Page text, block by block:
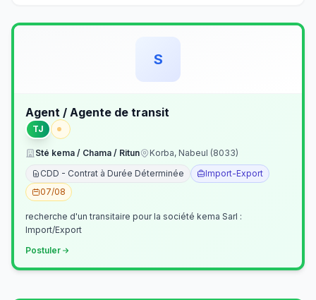
S
Agent / Agente de transit
TJ
Sté kema / Chama / Ritun
Korba, Nabeul (8033)
CDD - Contrat à Durée Déterminée
Import-Export
07/08
recherche d'un transitaire pour la société kema Sarl :
Import/Export
Postuler